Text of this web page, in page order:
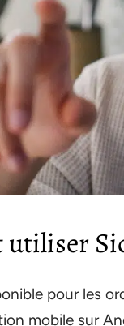
pour les
mobile sur